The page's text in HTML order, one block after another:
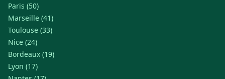
Paris (50)
Marseille (41)
Toulouse (33)
Nice (24)
Bordeaux (19)
Lyon (17)